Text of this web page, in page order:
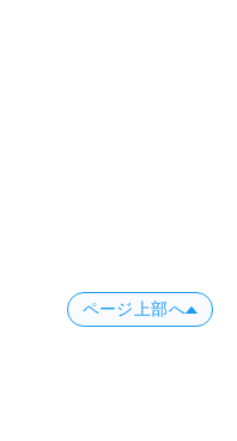
ページ上部へ